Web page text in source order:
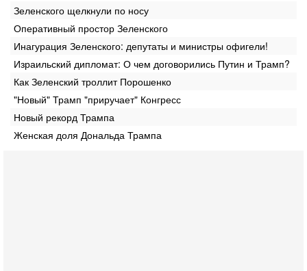
Зеленского щелкнули по носу
Оперативный простор Зеленского
Инагурация Зеленского: депутаты и министры офигели!
Израильский дипломат: О чем договорились Путин и Трамп?
Как Зеленский троллит Порошенко
"Новый" Трамп "приручает" Конгресс
Новый рекорд Трампа
Женская доля Дональда Трампа